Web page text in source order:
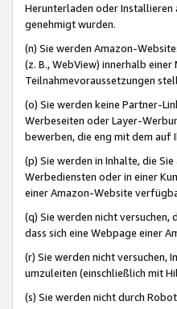
Herunterladen oder
genehmigt wurden.
(n) Sie werden Amazon-
(z. B., WebView) innerhalb
Teilnahmevoraussetzungen
(o) Sie werden keine Partner-
Werbeseiten oder Layer-
bewerben, die eng mit dem auf
(p) Sie werden in Inhalte, die
Werbediensten oder in einer
einer Amazon-Website
(q) Sie werden nicht versuchen,
dass sich eine Webpage einer
(r) Sie werden nicht
umzuleiten (einschließlich mit
(s) Sie werden nicht durch